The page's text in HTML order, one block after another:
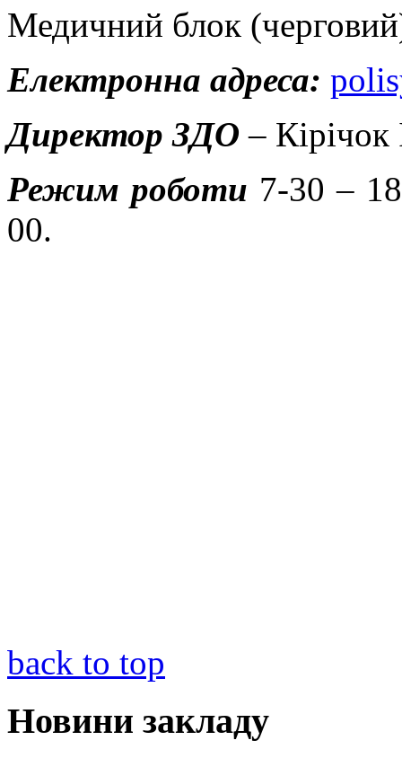
Медичний блок
Електронна адреса:
Директор ЗДО –
Режим роботи 7-30 –
00.
back to top
Новини закладу